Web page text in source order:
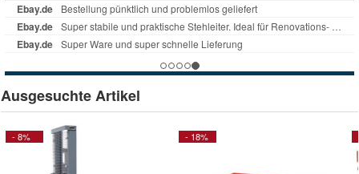
Ausgesuchte Artikel
- 8% - 18%